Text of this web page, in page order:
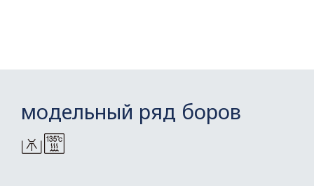
модельный ряд боров